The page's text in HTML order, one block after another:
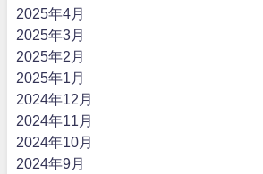
2025年4月
2025年3月
2025年2月
2025年1月
2024年12月
2024年11月
2024年10月
2024年9月